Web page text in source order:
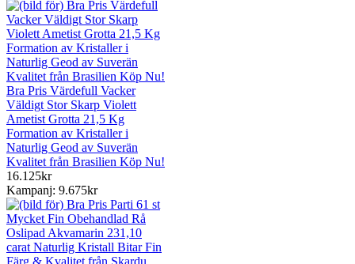
Bra Pris Värdefull Vacker
Väldigt Stor Skarp Violett
Ametist Grotta 21,5 Kg
Formation av Kristaller i
Naturlig Geod av Suverän
Kvalitet från Brasilien Köp Nu!
16.125kr
Kampanj: 9.675kr